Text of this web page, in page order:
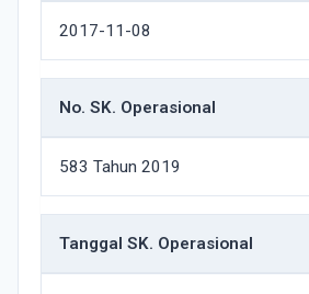
2017-11-08
No. SK. Operasional
583 Tahun 2019
Tanggal SK. Operasional